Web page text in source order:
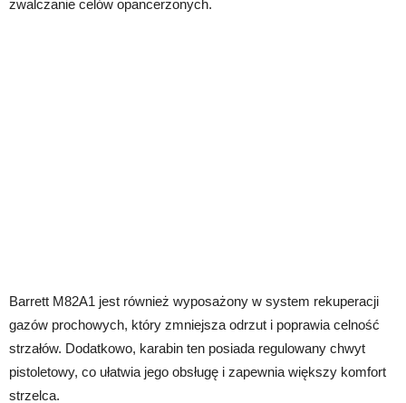
zwalczanie celów opancerzonych.
Barrett M82A1 jest również wyposażony w system rekuperacji
gazów prochowych, który zmniejsza odrzut i poprawia celność
strzałów. Dodatkowo, karabin ten posiada regulowany chwyt
pistoletowy, co ułatwia jego obsługę i zapewnia większy komfort
strzelca.